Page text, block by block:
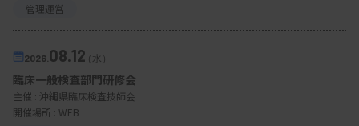
管理運営
2026. 08.12（水）
臨床一般検査部門研修会
主催 : 沖縄県臨床検査技師会
開催場所 : WEB